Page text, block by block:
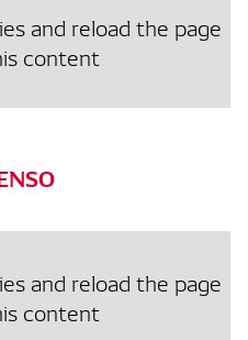
and reload the page
content
and reload the page
content